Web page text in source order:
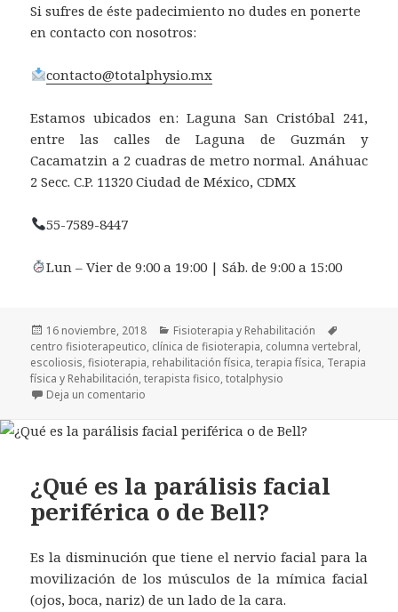
Si sufres de éste padecimiento no dudes en ponerte
en contacto con nosotros:
contacto@totalphysio.mx
Estamos ubicados en: Laguna San Cristóbal 241,
entre las calles de Laguna de Guzmán y
Cacamatzin a 2 cuadras de metro normal. Anáhuac
2 Secc. C.P. 11320 Ciudad de México, CDMX
55-7589-8447
Lun – Vier de 9:00 a 19:00 | Sáb. de 9:00 a 15:00
Publicado
el
16 noviembre, 2018 Categorías
Fisioterapia y Rehabilitación
centro fisioterapeutico, clínica de fisioterapia, columna vertebral,
escoliosis,fisioterapia, rehabilitación física,terapia física, Terapia
física y Rehabilitación,terapista fisico,totalphysio
Deja un comentario
¿Qué es la parálisis facial
periférica o de Bell?
Es la disminución que tiene el nervio facial para la
movilización de los músculos de la mímica facial
(ojos, boca, nariz) de un lado de la cara.